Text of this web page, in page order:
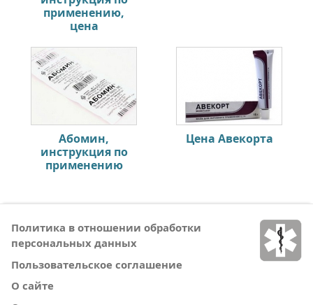
применению,
цена
Абомин,
инструкция по
применению
Цена Авекорта
Политика в отношении обработки
персональных данных
Пользовательское соглашение
О сайте